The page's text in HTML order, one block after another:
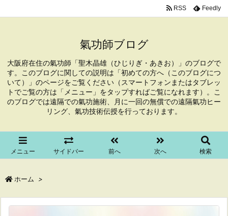
氣功師ブログ
大阪府在住の氣功師「聖木晶雄（ひじりぎ・あきお）」のブログで
す。このブログに関しての説明は「初めての方へ（このブログにつ
いて）」のページをご覧ください（スマートフォンまたはタブレッ
トでご覧の方は「メニュー」をタップすればご覧になれます）。こ
のブログでは遠隔での氣功施術、月に一回の無償での遠隔氣功ヒー
リング、氣功技術伝授を行っております。
メニュー サイドバー 前へ 次へ 検索
RSS Feedly
ホーム >